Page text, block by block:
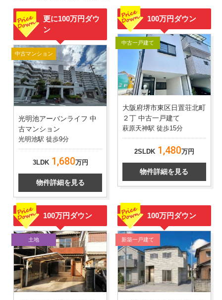
更に100万円ダウ
ン
中古マンション
光明池アーバンライフ 中
古マンション
光明池駅 徒歩9分
3LDK 1,680万円
物件詳細を見る
100万円ダウン
中古一戸建て
大阪府堺市東区日置荘北町
２丁 中古一戸建て
萩原天神駅 徒歩15分
2SLDK 1,480万円
物件詳細を見る
100万円ダウン
土地
100万円ダウン
新築一戸建て